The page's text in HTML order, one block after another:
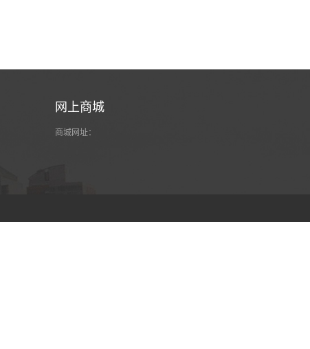
网上商城
商城网址：